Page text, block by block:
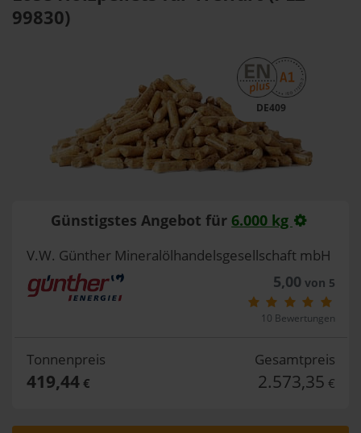
99830)
DE409
Günstigstes Angebot für 6.000 kg
V.W. Günther Mineralölhandelsgesellschaft mbH
5,00 von 5
10 Bewertungen
Tonnenpreis
419,44€
Gesamtpreis
2.573,35 €